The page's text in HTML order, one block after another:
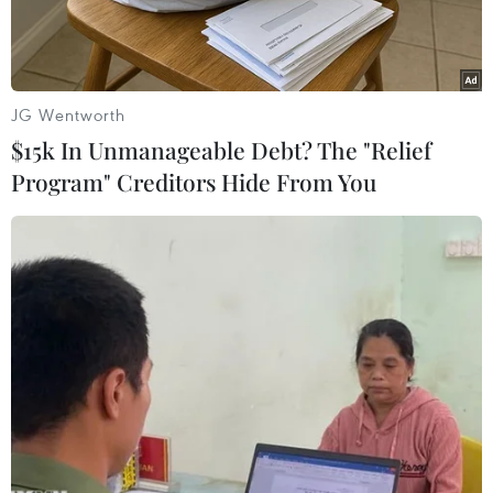
Ngoại trưởng Hàn Quốc Park Jin. (Nguồn: Reuters)
Ngày 14/7, các nguồn thạo tin cho biết Ngoại
trưởng Hàn Quốc Park Jin có kế hoạch thăm
Nhật Bản vào ngày 18/7 tới và gặp Thủ tướng
nước chủ nhà Fumio Kishida.
JG Wentworth
$15k In Unmanageable Debt? The "Relief
Program" Creditors Hide From You